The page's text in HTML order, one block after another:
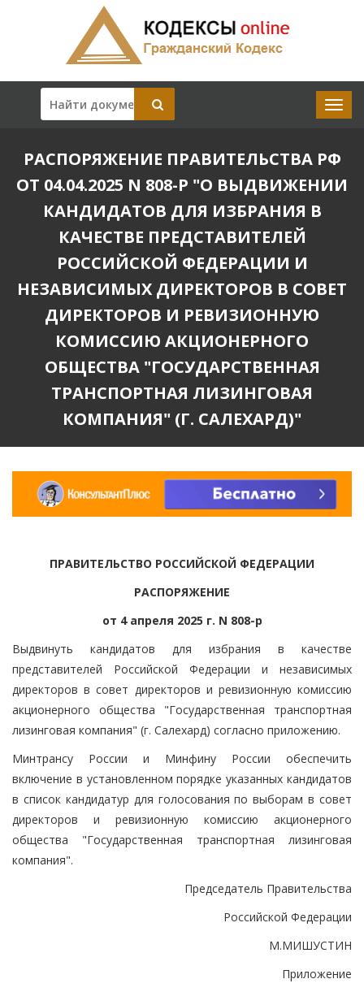
РАСПОРЯЖЕНИЕ ПРАВИТЕЛЬСТВА РФ
ОТ 04.04.2025 N 808-Р "О ВЫДВИЖЕНИИ
КАНДИДАТОВ ДЛЯ ИЗБРАНИЯ В
КАЧЕСТВЕ ПРЕДСТАВИТЕЛЕЙ
РОССИЙСКОЙ ФЕДЕРАЦИИ И
НЕЗАВИСИМЫХ ДИРЕКТОРОВ В СОВЕТ
ДИРЕКТОРОВ И РЕВИЗИОННУЮ
КОМИССИЮ АКЦИОНЕРНОГО
ОБЩЕСТВА "ГОСУДАРСТВЕННАЯ
ТРАНСПОРТНАЯ ЛИЗИНГОВАЯ
КОМПАНИЯ" (Г. САЛЕХАРД)"
ПРАВИТЕЛЬСТВО РОССИЙСКОЙ ФЕДЕРАЦИИ
РАСПОРЯЖЕНИЕ
от 4 апреля 2025 г. N 808-р
Выдвинуть кандидатов для избрания в качестве
представителей Российской Федерации и независимых
директоров в совет директоров и ревизионную комиссию
акционерного общества "Государственная транспортная
лизинговая компания" (г. Салехард) согласно приложению.
Минтрансу России и Минфину России обеспечить
включение в установленном порядке указанных кандидатов
в список кандидатур для голосования по выборам в совет
директоров и ревизионную комиссию акционерного
общества "Государственная транспортная лизинговая
компания".
Председатель Правительства
Российской Федерации
М.МИШУСТИН
Приложение